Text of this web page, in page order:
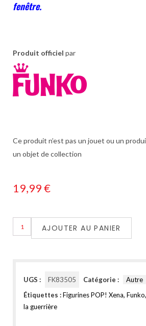
fenêtre.
Produit officiel par
Ce produit n’est pas un jouet ou un
un objet de collection
19,99€
AJOUTER AU PANIER
UGS : FK83505 Catégorie :
Autre
Étiquettes :Figurines POP! Xena, Funko,
la guerrière